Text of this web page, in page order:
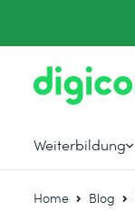
Weiterbildung
Home Blog